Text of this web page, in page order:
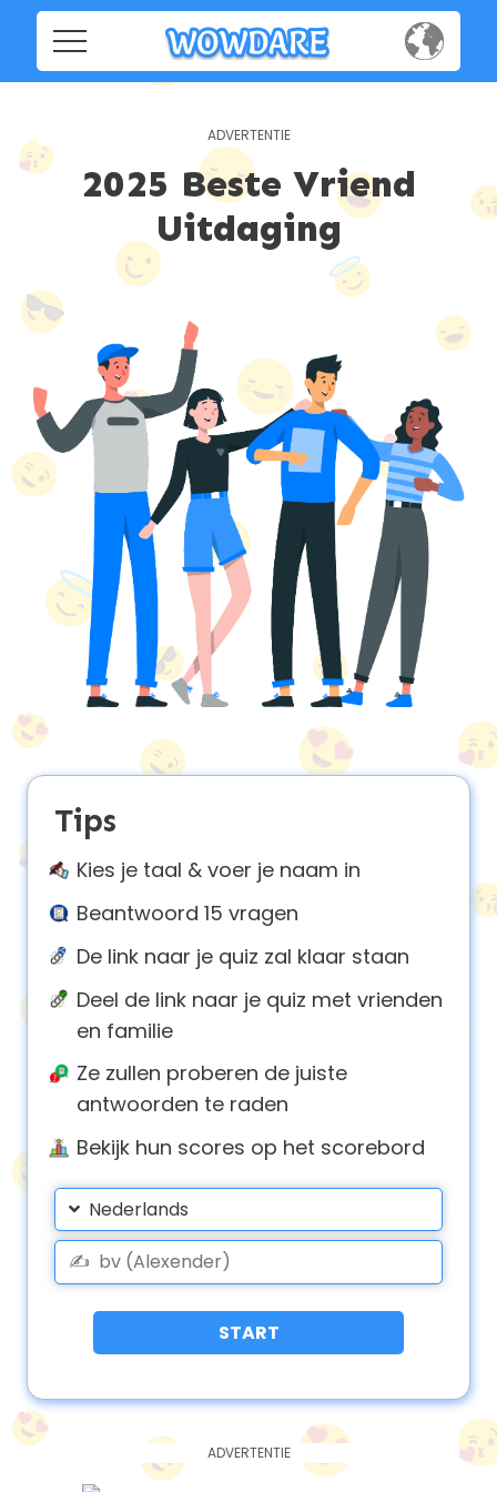
Home
Social
FAQ's
Terms
&
Conditions
Contact
Terms & Conditions
About us
Contact us
2025 Beste Vriend
Uitdaging
Tips
Kies je taal & voer je naam in
Beantwoord 15 vragen
De link naar je quiz zal klaar staan
Deel de link naar je quiz met vrienden
en familie
Ze zullen proberen de juiste
antwoorden te raden
Bekijk hun scores op het scorebord
Nederlands
START